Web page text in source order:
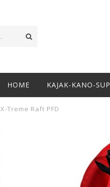
HOME KAJAK-KANO-SUP
X-Treme Raft PFD